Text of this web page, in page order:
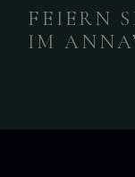
FEIERN
IM